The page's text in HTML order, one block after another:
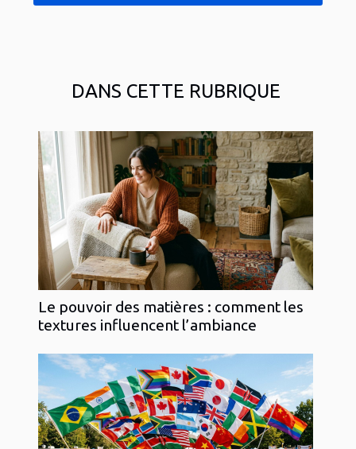
DANS CETTE RUBRIQUE
Le pouvoir des matières : comment les
textures influencent l’ambiance